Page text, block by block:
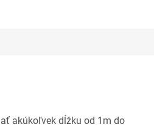
akúkoľvek dĺžku od 1m do